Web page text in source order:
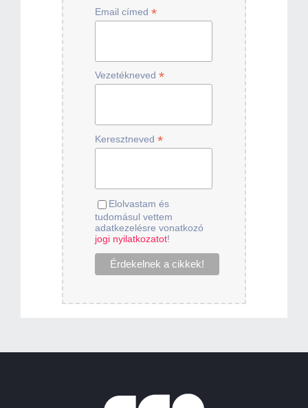
Email címed *
Vezetékneved *
Keresztneved *
Elolvastam és
tudomásul vettem
adatkezelésre vonatkozó
jogi nyilatkozatot!